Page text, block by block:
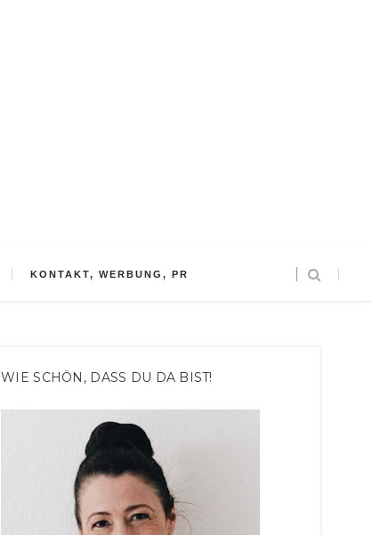
KONTAKT, WERBUNG, PR
WIE SCHÖN, DASS DU DA BIST!